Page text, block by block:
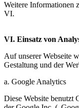
Weitere Informationen
VI.
VI. Einsatz von
Auf unserer Webseite
Gestaltung und der
a. Google Analytics
Diese Website benutzt